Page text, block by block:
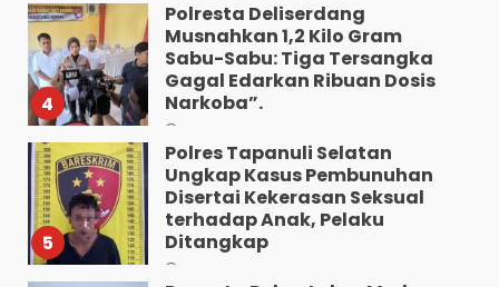
4
Polresta Deliserdang
Musnahkan 1,2 Kilo Gram
Sabu-Sabu: Tiga Tersangka
Gagal Edarkan Ribuan Dosis
Narkoba”.
5
Polres Tapanuli Selatan
Ungkap Kasus Pembunuhan
Disertai Kekerasan Seksual
terhadap Anak, Pelaku
Ditangkap